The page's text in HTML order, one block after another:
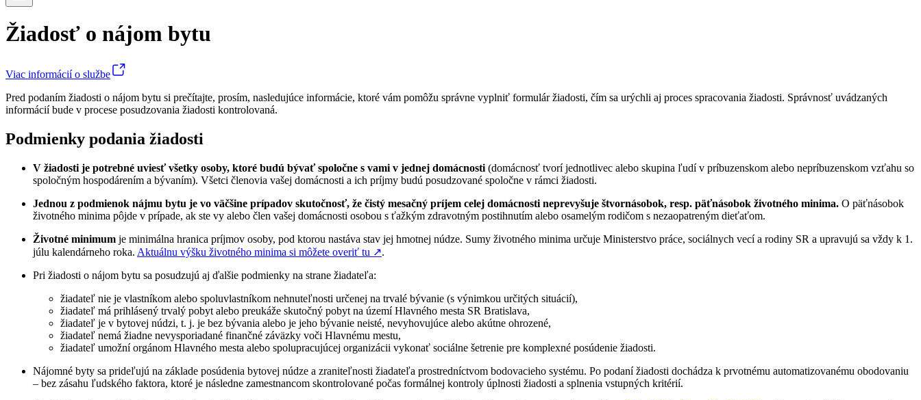
Žiadosť o nájom bytu
Viac informácií o službe
Pred podaním žiadosti o nájom bytu si prečítajte, prosím, nasledujúce informácie, ktoré vám pomôžu správne vyplniť formulár žiadosti, čím sa urýchli aj proces spracovania žiadosti. Správnosť uvádzaných
informácií bude v procese posudzovania žiadosti kontrolovaná.
Podmienky podania žiadosti
V žiadosti je potrebné uviesť všetky osoby, ktoré budú bývať spoločne s vami v jednej domácnosti (domácnosť tvorí jednotlivec alebo skupina ľudí v príbuzenskom alebo nepríbuzenskom vzťahu so
spoločným hospodárením a bývaním). Všetci členovia vašej domácnosti a ich príjmy budú posudzované spoločne v rámci žiadosti.
Jednou z podmienok nájmu bytu je vo väčšine prípadov skutočnosť, že čistý mesačný príjem celej domácnosti neprevyšuje štvornásobok, resp. päťnásobok životného minima. O päťnásobok
životného minima pôjde v prípade, ak ste vy alebo člen vašej domácnosti osobou s ťažkým zdravotným postihnutím alebo osamelým rodičom s nezaopatreným dieťaťom.
Životné minimum je minimálna hranica príjmov osoby, pod ktorou nastáva stav jej hmotnej núdze. Sumy životného minima určuje Ministerstvo práce, sociálnych vecí a rodiny SR a upravujú sa vždy k 1.
júlu kalendárneho roka. Aktuálnu výšku životného minima si môžete overiť tu ↗︎.
Pri žiadosti o nájom bytu sa posudzujú aj ďalšie podmienky na strane žiadateľa:
žiadateľ nie je vlastníkom alebo spoluvlastníkom nehnuteľnosti určenej na trvalé bývanie (s výnimkou určitých situácií),
žiadateľ má prihlásený trvalý pobyt alebo preukáže skutočný pobyt na území Hlavného mesta SR Bratislava,
žiadateľ je v bytovej núdzi, t. j. je bez bývania alebo je jeho bývanie neisté, nevyhovujúce alebo akútne ohrozené,
žiadateľ nemá žiadne nevysporiadané finančné záväzky voči Hlavnému mestu,
žiadateľ umožní orgánom Hlavného mesta alebo spolupracujúcej organizácii vykonať sociálne šetrenie pre komplexné posúdenie žiadosti.
Nájomné byty sa prideľujú na základe posúdenia bytovej núdze a zraniteľnosti žiadateľa prostredníctvom bodovacieho systému. Po podaní žiadosti dochádza k prvotnému automatizovanému obodovaniu
– bez zásahu ľudského faktora, ktoré je následne zamestnancom skontrolované počas formálnej kontroly úplnosti žiadosti a splnenia vstupných kritérií.